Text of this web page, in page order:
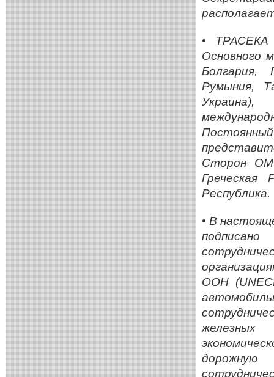
• ТРАСЕКА
Основного
Болгария,
Румыния,
Сторон
Греческая
Республика.
• В
ООН (
дорожную